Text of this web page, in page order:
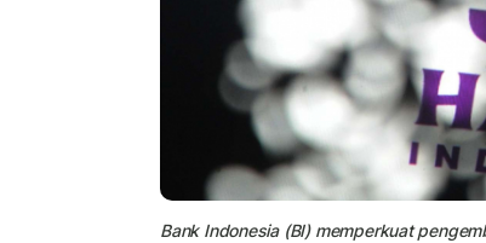
Bank Indonesia (BI) memperkuat